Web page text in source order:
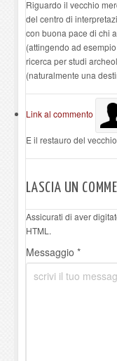
Riguardo il vecchio
del centro di
con buona pace di chi
(attingendo ad
ricerca per studi
(naturalmente una
Link al commento
E il restauro del
LASCIA UN
Assicurati di aver
HTML.
Messaggio *